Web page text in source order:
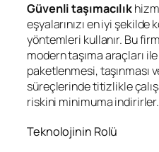
Güvenli taşımacılık
eşyalarınızı en iyi
yöntemleri kullanır. Bu
modern taşıma araçları
paketlenmesi, taşınması
süreçlerinde titizlikle
riskini minimuma indirirler.
Teknolojinin Rolü